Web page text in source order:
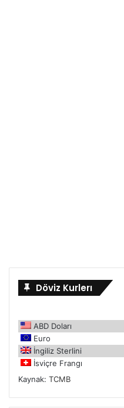
Döviz Kurlerı
ABD Doları
Euro
İngiliz Sterlini
İsviçre Frangı
Kaynak: TCMB